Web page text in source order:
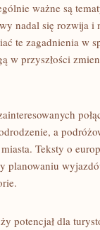
ważne są
nadal się rozwija i
te zagadnienia w
w przyszłości
a
Teksty o
planowaniu
potencjał dla